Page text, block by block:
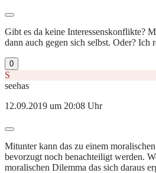
Gibt es da keine Interessenskonflikte?
dann auch gegen sich selbst. Oder?
0
S
seehas
12.09.2019 um 20:08 Uhr
Mitunter kann das zu einem
bevorzugt noch benachteiligt werden.
moralischen Dilemma das sich daraus